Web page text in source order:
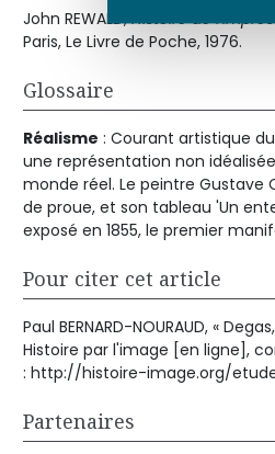
John REWALD,Histoire de
Paris, Le Livre de Poche, 1976.
Glossaire
Réalisme : Courant artistique
une représentation non
monde réel. Le peintre Gustave
de proue, et son tableau 'Un
exposé en 1855, le premier
Pour citer cet article
Paul BERNARD-NOURAUD, «
Histoire par l'image [en ligne],
: http://histoire-image.org/
Partenaires